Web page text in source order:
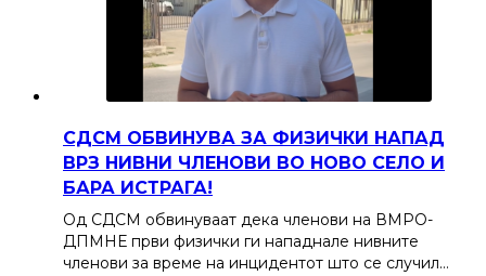
СДСМ ОБВИНУВА ЗА ФИЗИЧКИ НАПАД
ВРЗ НИВНИ ЧЛЕНОВИ ВО НОВО СЕЛО И
БАРА ИСТРАГА!
Од СДСМ обвинуваат дека членови на ВМРО-
ДПМНЕ први физички ги нападнале нивните
членови за време на инцидентот што се случил…